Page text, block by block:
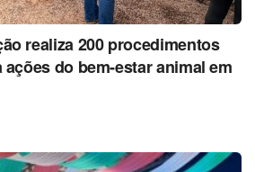
realiza 200 procedimentos
do bem-estar animal em